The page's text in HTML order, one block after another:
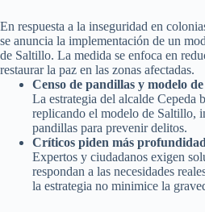
En respuesta a la inseguridad en
se anuncia la implementación de un
de Saltillo. La medida se enfoca en
restaurar la paz en las zonas afectadas.
Censo de pandillas y modelo
La estrategia del alcalde Cepeda
replicando el modelo de Saltillo,
pandillas para prevenir delitos.
Críticos piden más
Expertos y ciudadanos exigen
respondan a las necesidades
la estrategia no minimice la